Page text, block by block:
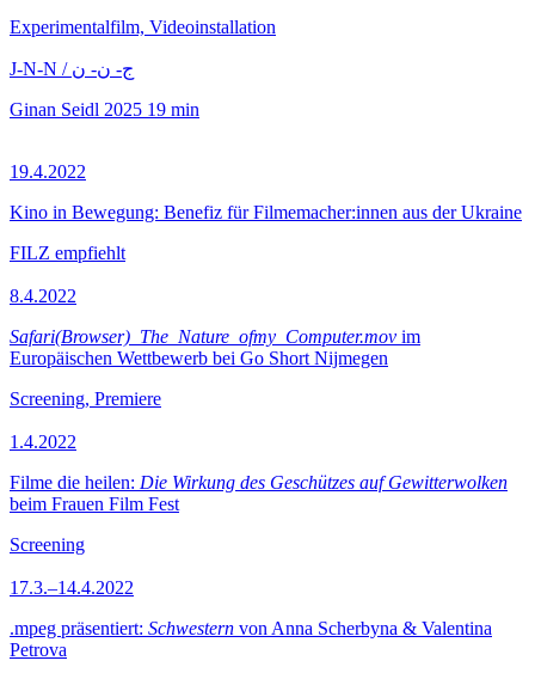
Experimentalfilm, Videoinstallation
J-N-N / ج- ن- ن
Ginan Seidl 2025 19 min
19.4.2022
Kino in Bewegung: Benefiz für Filmemacher:innen aus der Ukraine
FILZ empfiehlt
8.4.2022
Safari(Browser)_The_Nature_ofmy_Computer.mov im
Europäischen Wettbewerb bei Go Short Nijmegen
Screening, Premiere
1.4.2022
Filme die heilen: Die Wirkung des Geschützes auf Gewitterwolken
beim Frauen Film Fest
Screening
17.3.–14.4.2022
.mpeg präsentiert: Schwestern von Anna Scherbyna & Valentina
Petrova